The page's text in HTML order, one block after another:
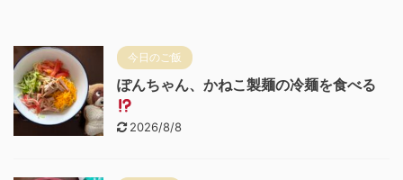
今日のご飯
ぽんちゃん、かねこ製麺の冷麺を食べる
2026/8/8